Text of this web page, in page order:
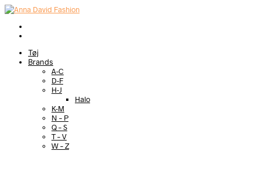
Tøj
Brands
A-C
D-F
H-J
Halo
K-M
N – P
Q – S
T – V
W – Z